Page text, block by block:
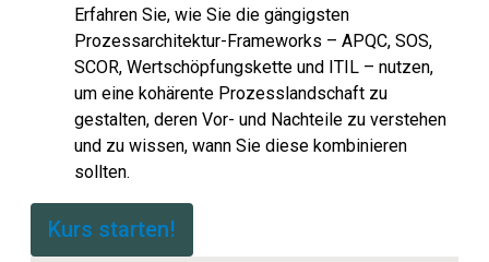
Erfahren Sie, wie Sie die gängigsten
Prozessarchitektur-Frameworks – APQC, SOS,
SCOR, Wertschöpfungskette und ITIL – nutzen,
um eine kohärente Prozesslandschaft zu
gestalten, deren Vor- und Nachteile zu verstehen
und zu wissen, wann Sie diese kombinieren
sollten.
Kurs starten!